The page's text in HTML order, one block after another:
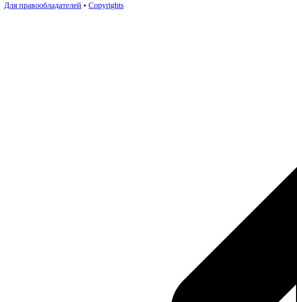
Для правообладателей • Copyrights